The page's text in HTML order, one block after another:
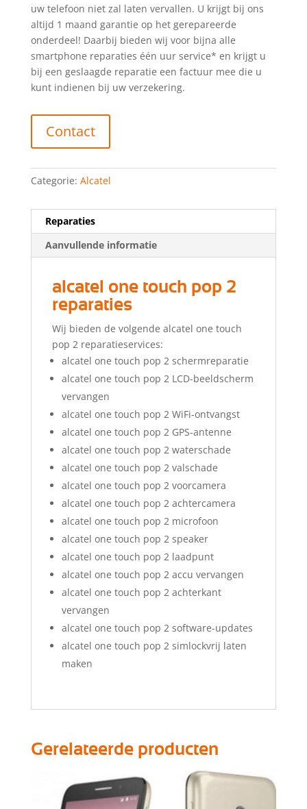
uw telefoon niet zal laten vervallen. U krijgt bij ons
altijd 1 maand garantie op het gerepareerde
onderdeel! Daarbij bieden wij voor bijna alle
smartphone reparaties één uur service* en krijgt u
bij een geslaagde reparatie een factuur mee die u
kunt indienen bij uw verzekering.
Contact
Categorie: Alcatel
Reparaties
Aanvullende informatie
alcatel one touch pop 2
reparaties
Wij bieden de volgende alcatel one touch
pop 2 reparatieservices:
alcatel one touch pop 2 schermreparatie
alcatel one touch pop 2 LCD-beeldscherm
vervangen
alcatel one touch pop 2 WiFi-ontvangst
alcatel one touch pop 2 GPS-antenne
alcatel one touch pop 2 waterschade
alcatel one touch pop 2 valschade
alcatel one touch pop 2 voorcamera
alcatel one touch pop 2 achtercamera
alcatel one touch pop 2 microfoon
alcatel one touch pop 2 speaker
alcatel one touch pop 2 laadpunt
alcatel one touch pop 2 accu vervangen
alcatel one touch pop 2 achterkant
vervangen
alcatel one touch pop 2 software-updates
alcatel one touch pop 2 simlockvrij laten
maken
Gerelateerde producten